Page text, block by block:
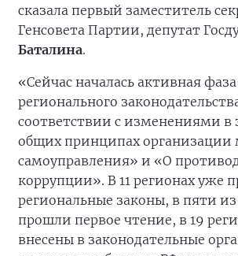
сказала первый заместитель
Генсовета Партии, депутат
Баталина.
«Сейчас началась активная
регионального
соответствии с изменениями в
общих принципах организации
самоуправления» и «О
коррупции». В 11 регионах уже
региональные законы, в пяти
прошли первое чтение, в 19
внесены в законодательные